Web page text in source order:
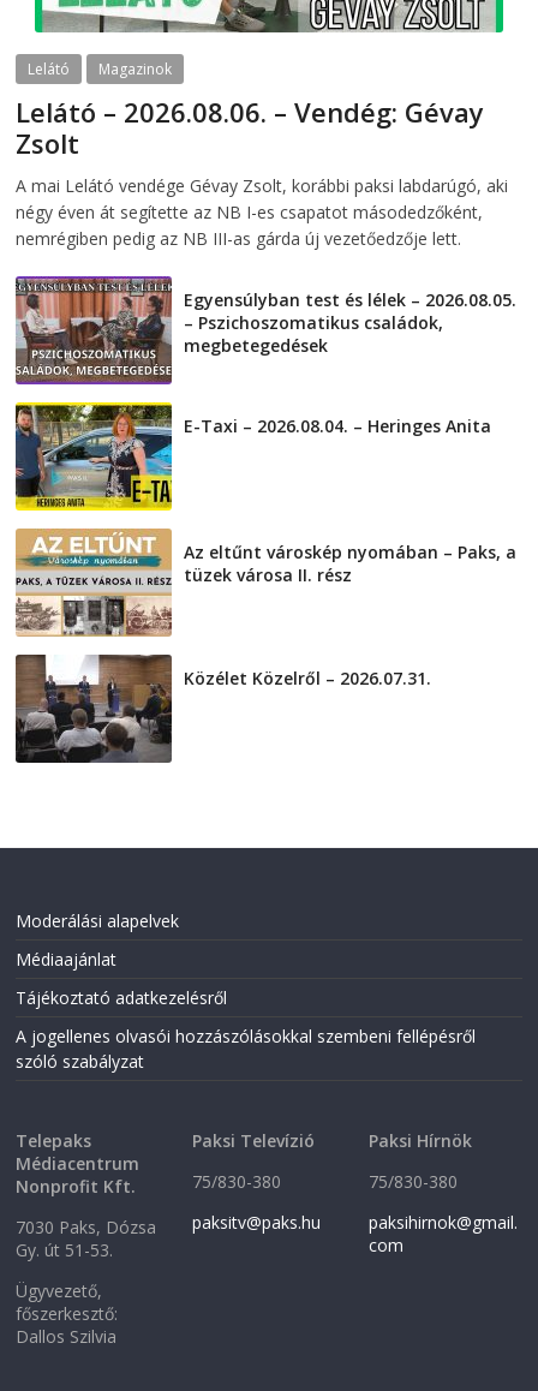
Lelátó Magazinok
Lelátó – 2026.08.06. – Vendég: Gévay
Zsolt
A mai Lelátó vendége Gévay Zsolt, korábbi paksi labdarúgó, aki
négy éven át segítette az NB I-es csapatot másodedzőként,
nemrégiben pedig az NB III-as gárda új vezetőedzője lett.
Egyensúlyban test és lélek – 2026.08.05.
– Pszichoszomatikus családok,
megbetegedések
E-Taxi – 2026.08.04. – Heringes Anita
Az eltűnt városkép nyomában – Paks, a
tüzek városa II. rész
Közélet Közelről – 2026.07.31.
Moderálási alapelvek
Médiaajánlat
Tájékoztató adatkezelésről
A jogellenes olvasói hozzászólásokkal szembeni fellépésről
szóló szabályzat
Telepaks
Médiacentrum
Nonprofit Kft.
7030 Paks, Dózsa
Gy. út 51-53.
Ügyvezető,
főszerkesztő:
Dallos Szilvia
Paksi Televízió
75/830-380
paksitv@paks.hu
Paksi Hírnök
75/830-380
paksihirnok@gmail.
com